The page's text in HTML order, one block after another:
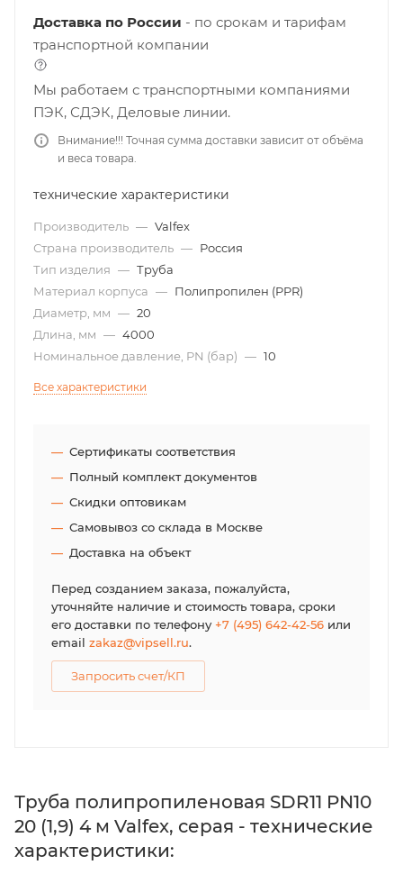
Доставка по России - по срокам и тарифам
транспортной компании
Мы работаем с транспортными компаниями
ПЭК, СДЭК, Деловые линии.
Внимание!!! Точная сумма доставки зависит от объёма
и веса товара.
технические характеристики
Производитель — Valfex
Страна производитель — Россия
Тип изделия — Труба
Материал корпуса — Полипропилен (PPR)
Диаметр, мм — 20
Длина, мм — 4000
Номинальное давление, PN (бар) — 10
Все характеристики
Сертификаты соответствия
Полный комплект документов
Скидки оптовикам
Самовывоз со склада в Москве
Доставка на объект
Перед созданием заказа, пожалуйста,
уточняйте наличие и стоимость товара, сроки
его доставки по телефону+7 (495) 642-42-56 или
email zakaz@vipsell.ru.
Запросить счет/КП
Труба полипропиленовая SDR11 PN10
20 (1,9) 4 м Valfex, серая - технические
характеристики: